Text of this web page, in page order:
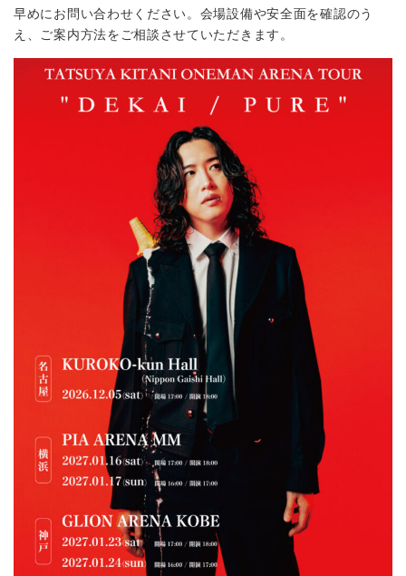
早めにお問い合わせください。会場設備や安全⾯を確認のう
え、ご案内⽅法をご相談させていただきます。